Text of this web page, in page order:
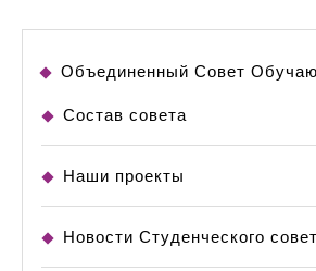
Объединенный Совет
Состав совета
Наши проекты
Новости Студенческого